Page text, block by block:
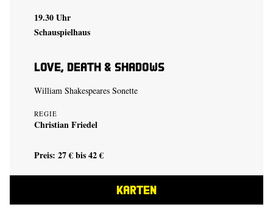
19.30 Uhr
Schauspielhaus
Love, Death & Shadows
William Shakespeares Sonette
REGIE
Christian Friedel
Preis: 27 € bis 42 €
KARTEN